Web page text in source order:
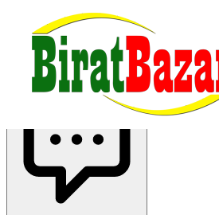
← Back to all posts